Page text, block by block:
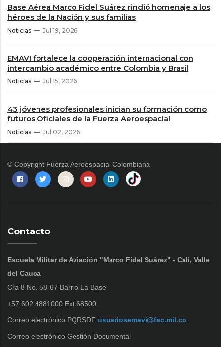
Base Aérea Marco Fidel Suárez rindió homenaje a los
héroes de la Nación y sus familias
Noticias Jul 19, 2026
EMAVI fortalece la cooperación internacional con
intercambio académico entre Colombia y Brasil
Noticias Jul 15, 2026
43 jóvenes profesionales inician su formación como
futuros Oficiales de la Fuerza Aeroespacial
Noticias Jul 02, 2026
© Copyright Fuerza Aeroespacial Colombiana
Contacto
Escuela Militar de Aviación "Marco Fidel Suárez" - Cali, Valle
del Cauca
Cra 8 No. 58-67 Barrio La Base
+57 602 4881000 Ext 68500
Correo electrónico PQRSDF usuariosemavi@fac.mil.co
Correo electrónico Gestión Documental